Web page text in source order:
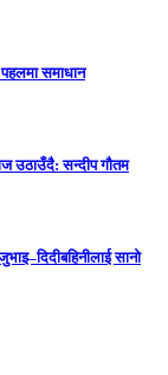
समाधान
उठाउँदै: सन्दीप गौतम
सानो